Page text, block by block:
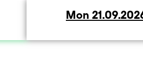
Mon Monday